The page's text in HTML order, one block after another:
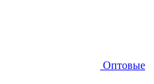
Оптовые